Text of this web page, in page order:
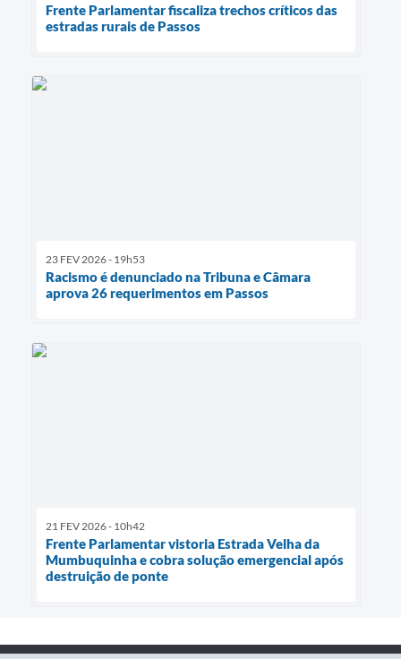
Frente Parlamentar fiscaliza trechos críticos das
estradas rurais de Passos
23 FEV 2026 - 19h53
Racismo é denunciado na Tribuna e Câmara
aprova 26 requerimentos em Passos
21 FEV 2026 - 10h42
Frente Parlamentar vistoria Estrada Velha da
Mumbuquinha e cobra solução emergencial após
destruição de ponte